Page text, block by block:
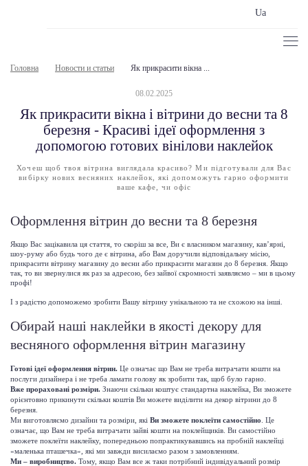
Ua
Головна Новости и статьи Як прикрасити вікна ...
08.02.2025
Як прикрасити вікна і вітрини до весни та 8
березня - Красиві ідеї оформлення з
допомогою готових вінілови наклейок
Хочеш щоб твоя вітрина виглядала красиво? Ми підготували для Вас
вибірку нових весняних наклейок, які допоможуть гарно оформити
ваше кафе, чи офіс
Оформлення вітрин до весни та 8 березня
Якщо Вас зацікавила ця стаття, то скоріш за все, Ви є власником магазину, кав’ярні,
шоу-руму або будь чого де є вітрина, або Вам доручили відповідальну місію,
прикрасити вітрину магазину до весни або прикрасити магазин до 8 березня. Якщо
так, то ви звернулися як раз за адресою, без зайвої скромності заявляємо – ми в цьому
профі!
І з радістю допоможемо зробити Вашу вітрину унікальною та не схожою на інші.
Обирай наші наклейки в якості декору для
весняного оформлення вітрин магазину
Готові ідеї оформлення вітрин. Це означає що Вам не треба витрачати кошти на
послуги дизайнера і не треба ламати голову як зробити так, щоб було гарно.
Вже прораховані розміри. Знаючи скільки коштує стандартна наклейка, Ви зможете
орієнтовно прикинути скільки коштів Ви можете виділити на декор вітрини до 8
березня.
Ми виготовляємо дизайни та розміри, які Ви зможете поклеїти самостійно . Це
означає, що Вам не треба витрачати зайві кошти на поклейщиків. Ви самостійно
зможете поклеїти наклейку, попередньою попрактикувавшись на пробній наклейці
«маленька пташечка», які ми завжди висилаємо разом з замовленням.
Ми – виробництво. Тому, якщо Вам все ж таки потрібний індивідуальний розмір